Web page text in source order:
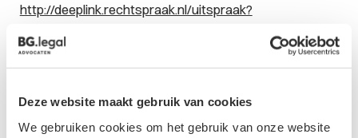
Deze website maakt gebruik van cookies
We gebruiken cookies om het gebruik van onze website
http://deeplink.rechtspraak.nl/uitspraak?
Contactformulier